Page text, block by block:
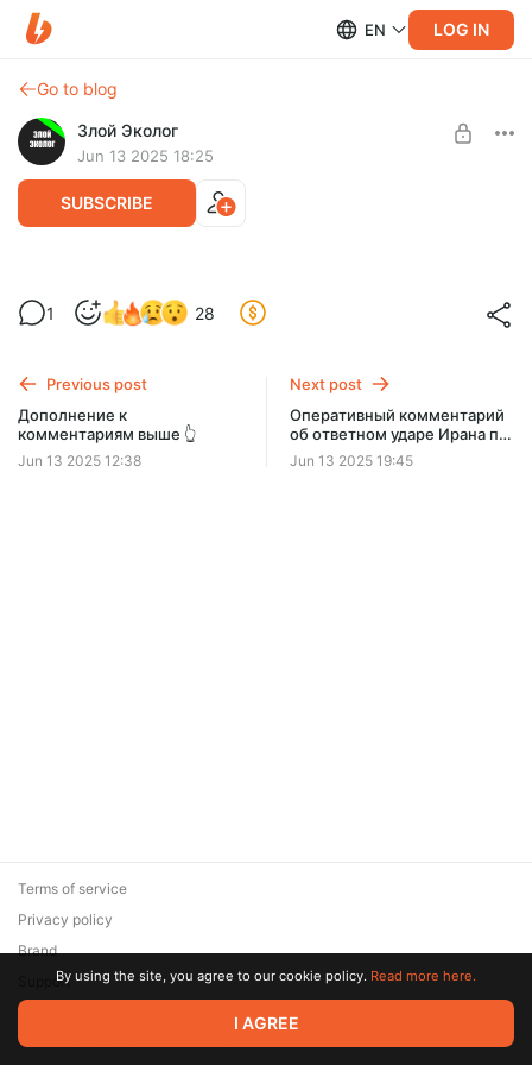
EN LOG IN
Go to blog
Злой Эколог
Jun 13 2025 18:25
SUBSCRIBE
Почему Израиль ударил по Ирану
именно сейчас
Level required:
SUBSCRIBE
Limited (29 remaining)
1 28
Previous post
Дополнение к
комментариям выше 👆
Jun 13 2025 12:38
Next post
Оперативный комментарий
об ответном ударе Ирана по
Израилю
Jun 13 2025 19:45
© 2026 Zaya Solutions Limited. All rights reserved. All trademarks
are the property of their respective owners.
Terms of service
Privacy policy
Brand
SupportBy using the site, you agree to our cookie policy. Read more here.
I AGREE